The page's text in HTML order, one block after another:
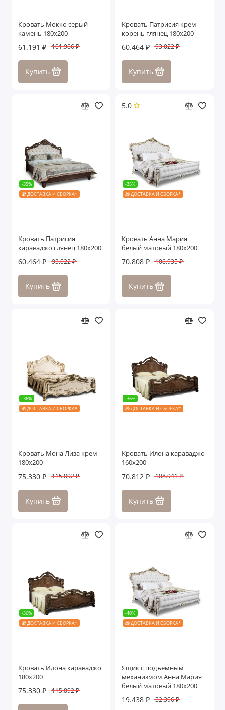
Кровать Мокко серый
камень 180х200
61.191 ₽ 101.986 ₽
Купить
Кровать Патрисия крем
корень глянец 180х200
60.464 ₽ 93.022 ₽
Купить
-35%
🎁 ДОСТАВКА И СБОРКА*
Кровать Патрисия
караваджо глянец 180х200
60.464 ₽ 93.022 ₽
Купить
5.0
-35%
🎁 ДОСТАВКА И СБОРКА*
Кровать Анна Мария
белый матовый 180х200
70.808 ₽ 108.935 ₽
Купить
-36%
🎁 ДОСТАВКА И СБОРКА*
Кровать Мона Лиза крем
180х200
75.330 ₽ 115.892 ₽
Купить
-36%
🎁 ДОСТАВКА И СБОРКА*
Кровать Илона караваджо
160х200
70.812 ₽ 108.941 ₽
Купить
-36%
🎁 ДОСТАВКА И СБОРКА*
Кровать Илона караваджо
180х200
75.330 ₽ 115.892 ₽
-40%
🎁 ДОСТАВКА И СБОРКА*
Ящик с подъемным
механизмом Анна Мария
белый матовый 180х200
19.438 ₽ 32.396 ₽